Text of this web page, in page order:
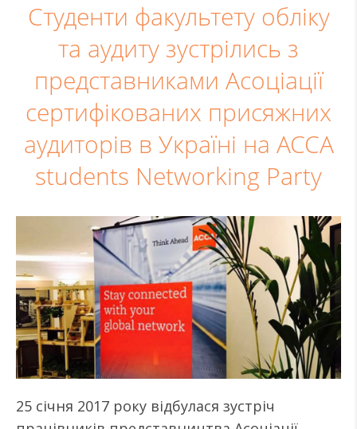
Студенти факультету обліку
та аудиту зустрілись з
представниками Асоціації
сертифікованих присяжних
аудиторів в Україні на ACCA
students Networking Party
25 січня 2017 року відбулася зустріч